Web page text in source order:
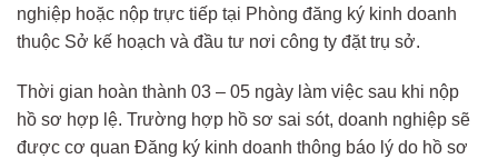
nghiệp hoặc nộp trực tiếp tại Phòng đăng ký kinh doanh
thuộc Sở kế hoạch và đầu tư nơi công ty đặt trụ sở.
Thời gian hoàn thành 03 – 05 ngày làm việc sau khi nộp
hồ sơ hợp lệ. Trường hợp hồ sơ sai sót, doanh nghiệp sẽ
được cơ quan Đăng ký kinh doanh thông báo lý do hồ sơ